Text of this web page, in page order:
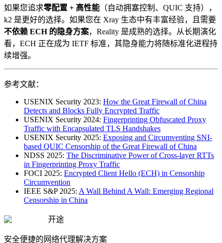
如果您追求零配置 + 高性能 （自动拥塞控制、QUIC 支持），
k2 是更好的选择。如果您在 Xray 生态中有丰富经验，且需要
不依赖 ECH 的隐身方案，Reality 是成熟的选择。从长期演化
看，ECH 正在成为 IETF 标准，其隐身能力将随标准化进程持
续增强。
参考文献：
USENIX Security 2023: How the Great Firewall of China
Detects and Blocks Fully Encrypted Traffic
USENIX Security 2024: Fingerprinting Obfuscated Proxy
Traffic with Encapsulated TLS Handshakes
USENIX Security 2025: Exposing and Circumventing SNI-
based QUIC Censorship of the Great Firewall of China
NDSS 2025: The Discriminative Power of Cross-layer RTTs
in Fingerprinting Proxy Traffic
FOCI 2025: Encrypted Client Hello (ECH) in Censorship
Circumvention
IEEE S&P 2025: A Wall Behind A Wall: Emerging Regional
Censorship in China
开途
安全便捷的网络代理解决方案